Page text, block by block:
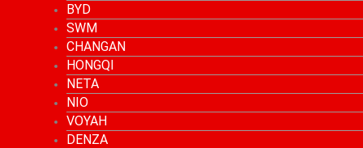
BYD
SWM
CHANGAN
HONGQI
NETA
NIO
VOYAH
DENZA